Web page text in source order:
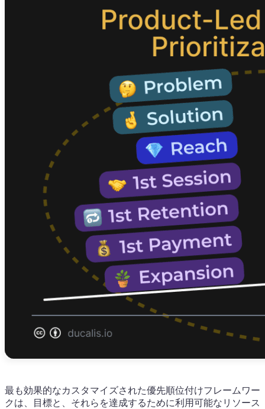
最も効果的なカスタマイズされた優先順位付けフレームワー
クは、目標と、それらを達成するために利用可能なリソース